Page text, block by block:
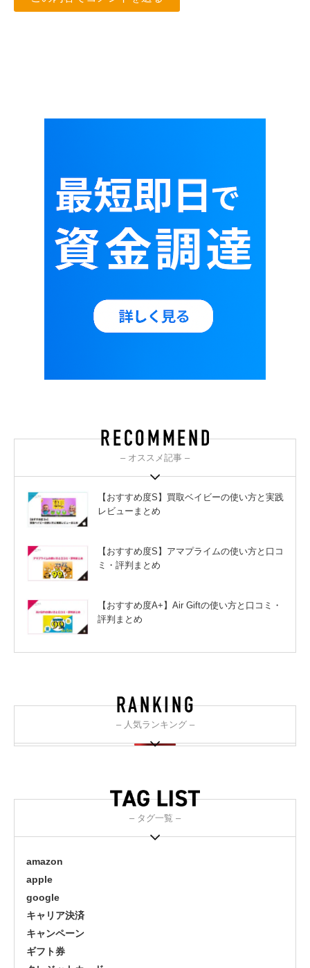
– オススメ記事 –
【おすすめ度S】買取ベイビーの使い方と実践
レビューまとめ
【おすすめ度S】アマプライムの使い方と口コ
ミ・評判まとめ
【おすすめ度A+】Air Giftの使い方と口コミ・
評判まとめ
– 人気ランキング –
– タグ一覧 –
amazon
apple
google
キャリア決済
キャンペーン
ギフト券